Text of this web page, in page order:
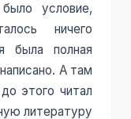
условие,
ничего
была полная
А там
этого читал
литературу